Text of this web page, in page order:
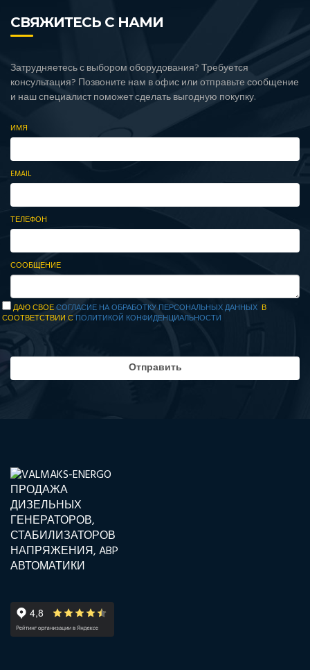
СВЯЖИТЕСЬ С НАМИ
Затрудняетесь с выбором оборудования? Требуется
консультация? Позвоните нам в офис или отправьте сообщение
и наш специалист поможет сделать выгодную покупку.
ИМЯ
EMAIL
ТЕЛЕФОН
СООБЩЕНИЕ
ДАЮ СВОЕСОГЛАСИЕ НА ОБРАБОТКУ ПЕРСОНАЛЬНЫХ ДАННЫХ В
СООТВЕТСТВИИ С ПОЛИТИКОЙ КОНФИДЕНЦИАЛЬНОСТИ